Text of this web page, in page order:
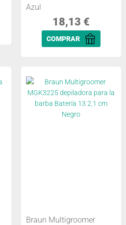
Azul
18,13 €
COMPRAR
Braun Multigroomer